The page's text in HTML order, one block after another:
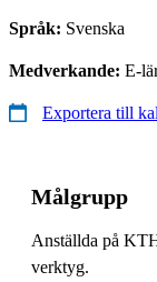
Språk: Svenska
Medverkande: E-
Exportera till
Målgrupp
Anställda på
verktyg.